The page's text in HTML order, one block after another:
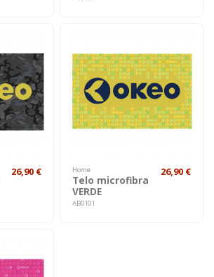
26,90 € Home
Telo microfibra
VERDE
AB0101
26,90 €